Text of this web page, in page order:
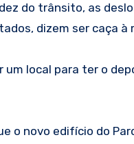
do trânsito, as
dizem ser caça à
um local para ter o
o novo edifício do